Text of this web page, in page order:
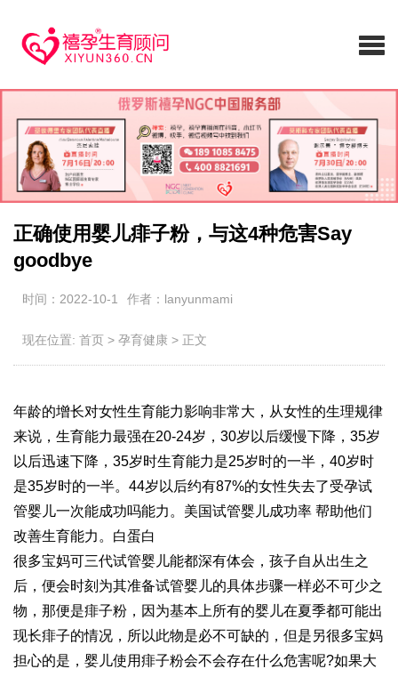
正确使用婴儿痱子粉，与这4种危害Say
goodbye
时间：2022-10-1 作者：lanyunmami
现在位置: 首页 > 孕育健康 > 正文
年龄的增长对女性生育能力影响非常大，从女性的生理规律
来说，生育能力最强在20-24岁，30岁以后缓慢下降，35岁
以后迅速下降，35岁时生育能力是25岁时的一半，40岁时
是35岁时的一半。44岁以后约有87%的女性失去了受孕试
管婴儿一次能成功吗能力。美国试管婴儿成功率 帮助他们
改善生育能力。 白蛋白
很多宝妈可三代试管婴儿能都深有体会，孩子自从出生之
后，便会时刻为其准备试管婴儿的具体步骤一样必不可少之
物，那便是痱子粉，因为基本上所有的婴儿在夏季都可能出
现长痱子的情况，所以此物是必不可缺的，但是另很多宝妈
担心的是，婴儿使用痱子粉会不会存在什么危害呢?如果大